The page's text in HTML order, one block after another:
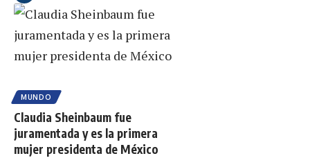
MUNDO
Claudia Sheinbaum fue
juramentada y es la primera
mujer presidenta de México